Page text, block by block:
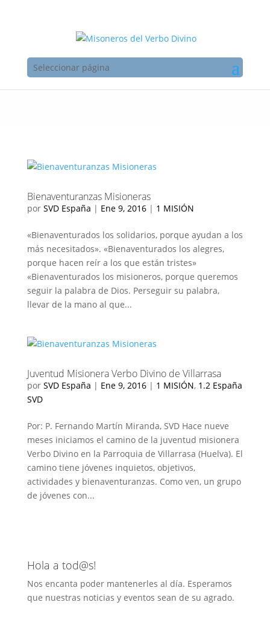
Seleccionar página
Bienaventuranzas Misioneras
por SVD España | Ene 9, 2016| 1 MISIÓN
«Bienaventurados los solidarios, porque ayudan a los
más necesitados». «Bienaventurados los alegres,
porque hacen reír a los que están tristes»
«Bienaventurados los misioneros, porque queremos
seguir la palabra de Dios. Perseguir su palabra,
llevar de la mano al que...
Juventud Misionera Verbo Divino de Villarrasa
por SVD España | Ene 9, 2016| 1 MISIÓN, 1.2 España
SVD
Por: P. Fernando Martín Miranda, SVD Hace nueve
meses iniciamos el camino de la juventud misionera
Verbo Divino en la Parroquia de Villarrasa (Huelva). El
camino tiene jóvenes inquietos, objetivos,
actividades y bienaventuranzas. Como ven, un grupo
de jóvenes con...
Hola a tod@s!
Nos encanta poder mantenerles al día. Esperamos
que nuestras noticias y eventos sean de su agrado.